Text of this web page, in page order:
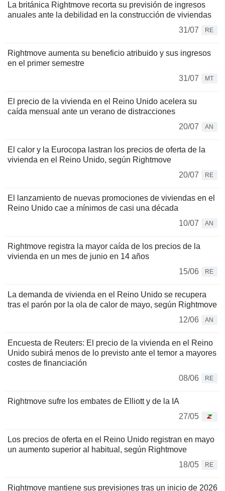
La británica Rightmove recorta su previsión de ingresos
anuales ante la debilidad en la construcción de viviendas
31/07
RE
Rightmove aumenta su beneficio atribuido y sus ingresos
en el primer semestre
31/07
MT
El precio de la vivienda en el Reino Unido acelera su
caída mensual ante un verano de distracciones
20/07
AN
El calor y la Eurocopa lastran los precios de oferta de la
vivienda en el Reino Unido, según Rightmove
20/07
RE
El lanzamiento de nuevas promociones de viviendas en el
Reino Unido cae a mínimos de casi una década
10/07
AN
Rightmove registra la mayor caída de los precios de la
vivienda en un mes de junio en 14 años
15/06
RE
La demanda de vivienda en el Reino Unido se recupera
tras el parón por la ola de calor de mayo, según Rightmove
12/06
AN
Encuesta de Reuters: El precio de la vivienda en el Reino
Unido subirá menos de lo previsto ante el temor a mayores
costes de financiación
08/06
RE
Rightmove sufre los embates de Elliott y de la IA
27/05
Los precios de oferta en el Reino Unido registran en mayo
un aumento superior al habitual, según Rightmove
18/05
RE
Rightmove mantiene sus previsiones tras un inicio de 2026